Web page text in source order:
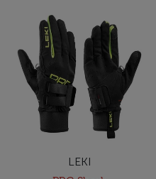
LEKI